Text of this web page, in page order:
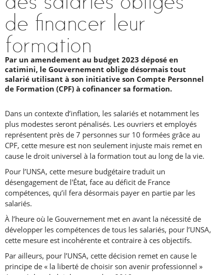
de financer leur
formation
Par un amendement au budget 2023 déposé en
catimini, le Gouvernement oblige désormais tout
salarié utilisant à son initiative son Compte Personnel
de Formation (CPF) à cofinancer sa formation.
Dans un contexte d’inflation, les salariés et notamment les
plus modestes seront pénalisés. Les ouvriers et employés
représentent près de 7 personnes sur 10 formées grâce au
CPF, cette mesure est non seulement injuste mais remet en
cause le droit universel à la formation tout au long de la vie.
Pour l’UNSA, cette mesure budgétaire traduit un
désengagement de l'État, face au déficit de France
compétences, qu’il fera désormais payer en partie par les
salariés.
À l’heure où le Gouvernement met en avant la nécessité de
développer les compétences de tous les salariés, pour l’UNSA,
cette mesure est incohérente et contraire à ces objectifs.
Par ailleurs, pour l’UNSA, cette décision remet en cause le
principe de « la liberté de choisir son avenir professionnel »